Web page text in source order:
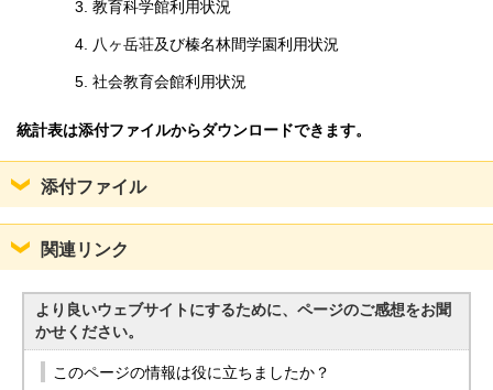
教育科学館利用状況
八ヶ岳荘及び榛名林間学園利用状況
社会教育会館利用状況
統計表は添付ファイルからダウンロードできます。
添付ファイル
関連リンク
より良いウェブサイトにするために、ページのご感想をお聞
かせください。
このページの情報は役に立ちましたか？